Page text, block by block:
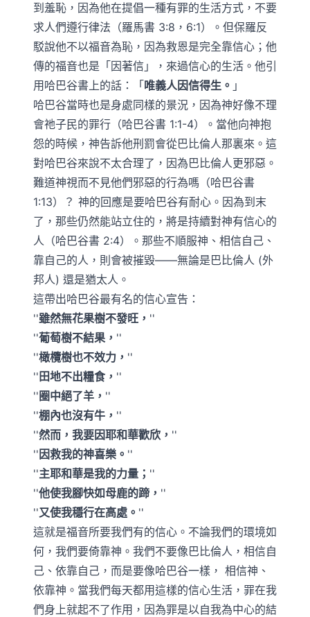
到羞恥，因為他在提倡一種有罪的生活方式，不要
求人們遵行律法（羅馬書 3:8，6:1）。但保羅反
駁說他不以福音為恥，因為救恩是完全靠信心；他
傳的福音也是「因著信」，來過信心的生活。他引
用哈巴谷書上的話：「 唯義人因信得生。 」
哈巴谷當時也是身處同樣的景況，因為神好像不理
會祂子民的罪行（哈巴谷書 1:1-4）。當他向神抱
怨的時候，神告訴他刑罰會從巴比倫人那裏來。這
對哈巴谷來說不太合理了，因為巴比倫人更邪惡。
難道神視而不見他們邪惡的行為嗎（哈巴谷書
1:13）？ 神的回應是要哈巴谷有耐心。因為到末
了，那些仍然能站立住的，將是持續對神有信心的
人（哈巴谷書 2:4）。那些不順服神、相信自己、
靠自己的人，則會被摧毀——無論是巴比倫人 (外
邦人) 還是猶太人。
這帶出哈巴谷最有名的信心宣告：
雖然無花果樹不發旺，
葡萄樹不結果，
橄欖樹也不效力，
田地不出糧食，
圈中絕了羊，
棚內也沒有牛，
然而，我要因耶和華歡欣，
因救我的神喜樂。
主耶和華是我的力量；
他使我腳快如母鹿的蹄，
又使我穩行在高處。
這就是福音所要我們有的信心。不論我們的環境如
何，我們要倚靠神。我們不要像巴比倫人，相信自
己、依靠自己，而是要像哈巴谷一樣， 相信神、
依靠神。當我們每天都用這樣的信心生活，罪在我
們身上就起不了作用，因為罪是以自我為中心的結